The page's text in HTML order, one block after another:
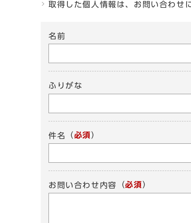
取得した個人情報は、お問い合わせ
名前
ふりがな
件名 （必須）
お問い合わせ内容 （必須）